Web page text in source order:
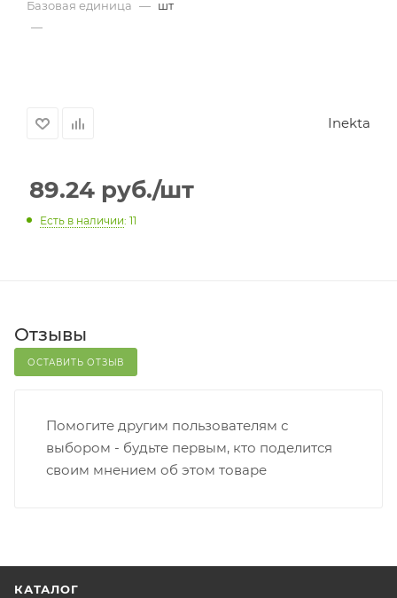
Базовая единица — шт
—
Inekta
89.24 руб./шт
Есть в наличии: 11
Отзывы
ОСТАВИТЬ ОТЗЫВ
Помогите другим пользователям с
выбором - будьте первым, кто поделится
своим мнением об этом товаре
КАТАЛОГ